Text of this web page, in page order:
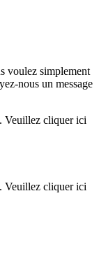
voulez simplement
nous un message
Veuillez cliquer ici
Veuillez cliquer ici